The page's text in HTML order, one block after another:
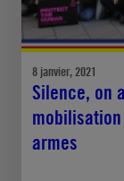
8 janvier, 2021
Silence, on
armes